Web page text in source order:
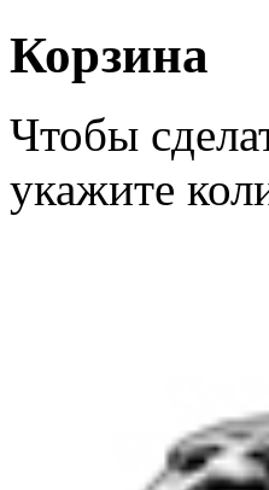
Корзина
Чтобы
укажите